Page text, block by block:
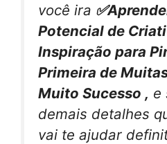
você ira
Potencial de
Inspiração para
Primeira de
Muito Sucesso , e
demais detalhes
vai te ajudar